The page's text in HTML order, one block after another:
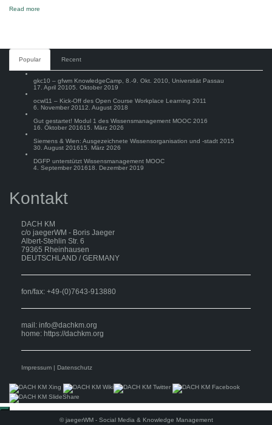
Read more
Popular Recent
gkc10 – gfwm KnowledgeCamp, 8.-9. Okt. 2010, Universität Passau
17. April 20105. Oktober 2019
ocwl11 – Kick-Off des Open Course Workplace Learning 2011
6. November 20112. August 2018
Gut gestartet! Modul 1 des Wissensmanagement MOOC 2016
16. Oktober 201615. März 2026
Siemens & Wien: Ausgezeichnete Wissensorganisation und -stadt 2015
30. August 201615. März 2026
DGFP unterstützt Wissensmanagement MOOC
4. September 201618. Dezember 2019
Kontakt
DACH KM
c/o jaegerWM - Boris Jaeger
Albert-Stehlin Str. 6
79365 Rheinhausen
DEUTSCHLAND / GERMANY
fon/fax: +49-(0)7643-913880
mail: info@dachkm.org
home: https://dachkm.org
Impressum | Datenschutz
Scroll
©jaegerWM- Social Media & Knowledge Management